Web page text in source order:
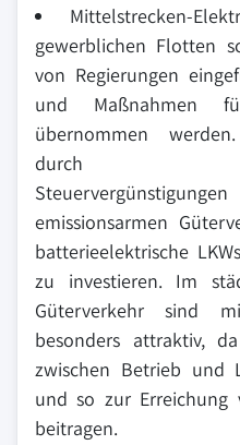
Mittelstrecken-
gewerblichen Flotten
von Regierungen
und Maßnahmen
übernommen
durch
emissionsarmen
batterieelektrische
zu investieren. Im
Güterverkehr sind
besonders attraktiv,
zwischen Betrieb und
und so zur Erreichung
beitragen.